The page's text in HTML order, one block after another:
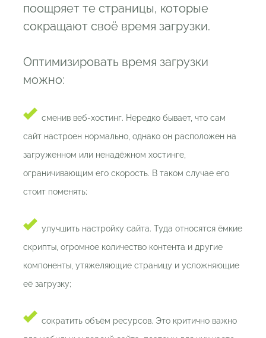
поощряет те страницы, которые
сокращают своё время загрузки.
Оптимизировать время загрузки
можно:
сменив веб-хостинг. Нередко бывает, что сам
сайт настроен нормально, однако он расположен на
загруженном или ненадёжном хостинге,
ограничивающим его скорость. В таком случае его
стоит поменять;
улучшить настройку сайта. Туда относятся ёмкие
скрипты, огромное количество контента и другие
компоненты, утяжеляющие страницу и усложняющие
её загрузку;
сократить объём ресурсов. Это критично важно